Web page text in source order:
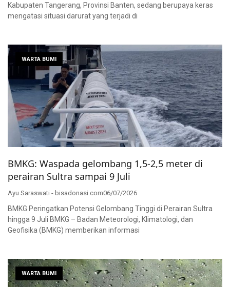
Kabupaten Tangerang, Provinsi Banten, sedang berupaya keras
mengatasi situasi darurat yang terjadi di
WARTA BUMI
BMKG: Waspada gelombang 1,5-2,5 meter di
perairan Sultra sampai 9 Juli
Ayu Saraswati - bisadonasi.com06/07/2026
BMKG Peringatkan Potensi Gelombang Tinggi di Perairan Sultra
hingga 9 Juli BMKG – Badan Meteorologi, Klimatologi, dan
Geofisika (BMKG) memberikan informasi
WARTA BUMI